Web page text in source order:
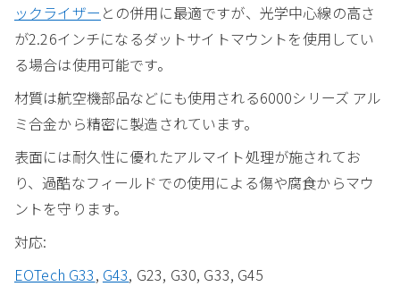
ックライザー との併用に最適ですが、光学中心線の高さ
が2.26インチになるダットサイトマウントを使用してい
る場合は使用可能です。
材質は航空機部品などにも使用される6000シリーズ アル
ミ合金から精密に製造されています。
表面には耐久性に優れたアルマイト処理が施されてお
り、過酷なフィールドでの使用による傷や腐食からマウ
ントを守ります。
対応:
EOTech G33, G43, G23, G30, G33, G45